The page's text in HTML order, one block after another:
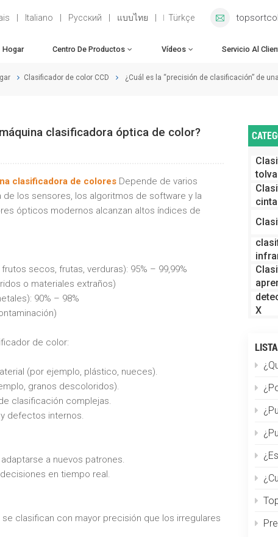
Italiano Русский แบบไทย Türkçe
Hogar Centro De Productos Vídeos Servicio Al
Clasificador de color CCD ¿Cuál es la “precisión de clasificación” de
tolva
cinta
X
¿Qué
¿Por
¿Puede la
¿Es
¿Cuál
Topsort
clasificadora óptica de color?
clasificadora de coloresDepende de varios
los sensores, los algoritmos de software y la
ópticos modernos alcanzan altos índices de
secos, frutas, verduras): 95% – 99,99%
o materiales extraños)
90% – 98%
de color:
(por ejemplo, plástico, nueces).
granos descoloridos).
clasificación complejas.
defectos internos.
a nuevos patrones.
en tiempo real.
clasifican con mayor precisión que los irregulares